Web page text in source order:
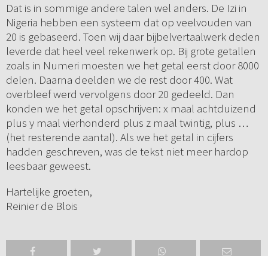
Dat is in sommige andere talen wel anders. De Izi in
Nigeria hebben een systeem dat op veelvouden van
20 is gebaseerd. Toen wij daar bijbelvertaalwerk deden
leverde dat heel veel rekenwerk op. Bij grote getallen
zoals in Numeri moesten we het getal eerst door 8000
delen. Daarna deelden we de rest door 400. Wat
overbleef werd vervolgens door 20 gedeeld. Dan
konden we het getal opschrijven: x maal achtduizend
plus y maal vierhonderd plus z maal twintig, plus …
(het resterende aantal). Als we het getal in cijfers
hadden geschreven, was de tekst niet meer hardop
leesbaar geweest.
Hartelijke groeten,
Reinier de Blois